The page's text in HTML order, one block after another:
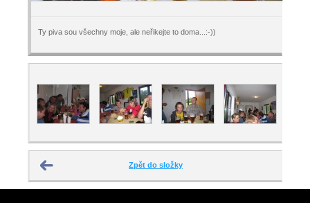
Ty piva sou všechny moje, ale neřikejte to doma...:-))
Zpět do složky